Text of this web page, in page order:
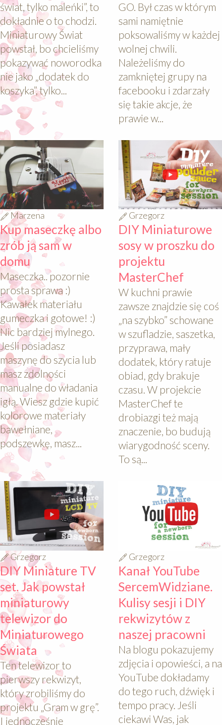
świat, tylko maleńki”, to
dokładnie o to chodzi.
Miniaturowy Świat
powstał, bo chcieliśmy
pokazywać noworodka
nie jako „dodatek do
koszyka”, tylko...
GO. Był czas w którym
sami namiętnie
poksowaliśmy w każdej
wolnej chwili.
Należeliśmy do
zamkniętej grupy na
facebooku i zdarzały
się takie akcje, że
prawie w...
640
Marzena
Kup maseczkę albo
zrób ją sam w
domu
Maseczka.. pozornie
prosta sprawa :)
Kawałek materiału
gumeczka i gotowe! :)
Nic bardziej mylnego.
Jeśli posiadasz
maszynę do szycia lub
masz zdolności
manualne do władania
igłą. Wiesz gdzie kupić
kolorowe materiały
bawełniane,
podszewkę, masz...
640
Grzegorz
DIY Miniaturowe
sosy w proszku do
projektu
MasterChef
W kuchni prawie
zawsze znajdzie się coś
„na szybko” schowane
w szufladzie, saszetka,
przyprawa, mały
dodatek, który ratuje
obiad, gdy brakuje
czasu. W projekcie
MasterChef te
drobiazgi też mają
znaczenie, bo budują
wiarygodność sceny.
To są...
640
Grzegorz
DIY Miniature TV
set. Jak powstał
miniaturowy
telewizor do
Miniaturowego
Świata
Ten telewizor to
pierwszy rekwizyt,
który zrobiliśmy do
projektu „Gram w grę”.
I jednocześnie
Grzegorz
Kanał YouTube
SercemWidziane.
Kulisy sesji i DIY
rekwizytów z
naszej pracowni
Na blogu pokazujemy
zdjęcia i opowieści, a na
YouTube dokładamy
do tego ruch, dźwięk i
tempo pracy. Jeśli
ciekawi Was, jak